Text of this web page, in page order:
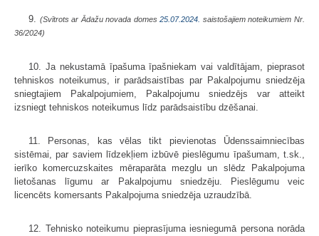
9. (Svītrots ar Ādažu novada domes25.07.2024. saistošajiem noteikumiem Nr.
36/2024)
10. Ja nekustamā īpašuma īpašniekam vai valdītājam, pieprasot
tehniskos noteikumus, ir parādsaistības par Pakalpojumu sniedzēja
sniegtajiem Pakalpojumiem, Pakalpojumu sniedzējs var atteikt
izsniegt tehniskos noteikumus līdz parādsaistību dzēšanai.
11. Personas, kas vēlas tikt pievienotas Ūdenssaimniecības
sistēmai, par saviem līdzekļiem izbūvē pieslēgumu īpašumam, t.sk.,
ierīko komercuzskaites mēraparāta mezglu un slēdz Pakalpojuma
lietošanas līgumu ar Pakalpojumu sniedzēju. Pieslēgumu veic
licencēts komersants Pakalpojuma sniedzēja uzraudzībā.
12. Tehnisko noteikumu pieprasījuma iesniegumā persona norāda